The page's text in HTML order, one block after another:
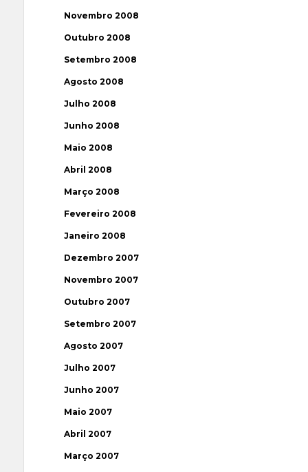
Novembro 2008
Outubro 2008
Setembro 2008
Agosto 2008
Julho 2008
Junho 2008
Maio 2008
Abril 2008
Março 2008
Fevereiro 2008
Janeiro 2008
Dezembro 2007
Novembro 2007
Outubro 2007
Setembro 2007
Agosto 2007
Julho 2007
Junho 2007
Maio 2007
Abril 2007
Março 2007